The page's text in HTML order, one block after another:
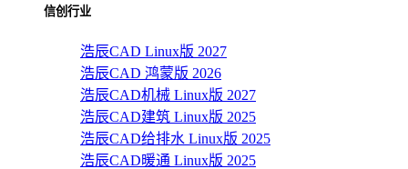
信创行业
浩辰CAD Linux版 2027
浩辰CAD 鸿蒙版 2026
浩辰CAD机械 Linux版 2027
浩辰CAD建筑 Linux版 2025
浩辰CAD给排水 Linux版 2025
浩辰CAD暖通 Linux版 2025